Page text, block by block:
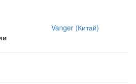
Vanger (Китай)